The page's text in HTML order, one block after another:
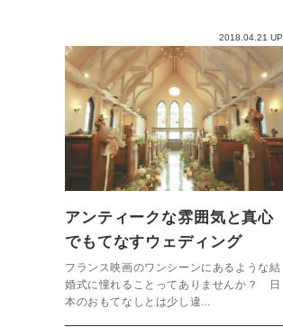
2018.04.21 UP
アンティークな雰囲気と真心
でもてなすウェディング
【NEST by THE SEA】
フランス映画のワンシーンにあるような結
婚式に憧れることってありませんか？ 日
本のおもてなしとは少し違...